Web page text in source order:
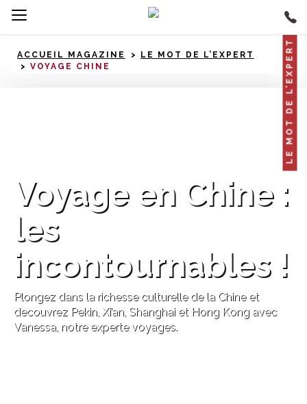
ACCUEIL MAGAZINE
LE MOT DE L’EXPERT
VOYAGE CHINE
LE MOT DE L’EXPERT
Voyage en Chine :
les
incontournables !
Plongez dans la richesse culturelle de la Chine et
decouvrez Pekin, Xi’an, Shanghai et Hong Kong avec
Vanessa, notre experte voyages.